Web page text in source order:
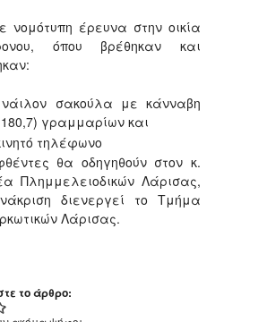
νομότυπη έρευνα στην οικία
όπου βρέθηκαν και
σακούλα με κάνναβη
γραμμαρίων και
τηλέφωνο
θα οδηγηθούν στον κ.
Πλημμελειοδικών Λάρισας,
διενεργεί το Τμήμα
Λάρισας.
το άρθρο: